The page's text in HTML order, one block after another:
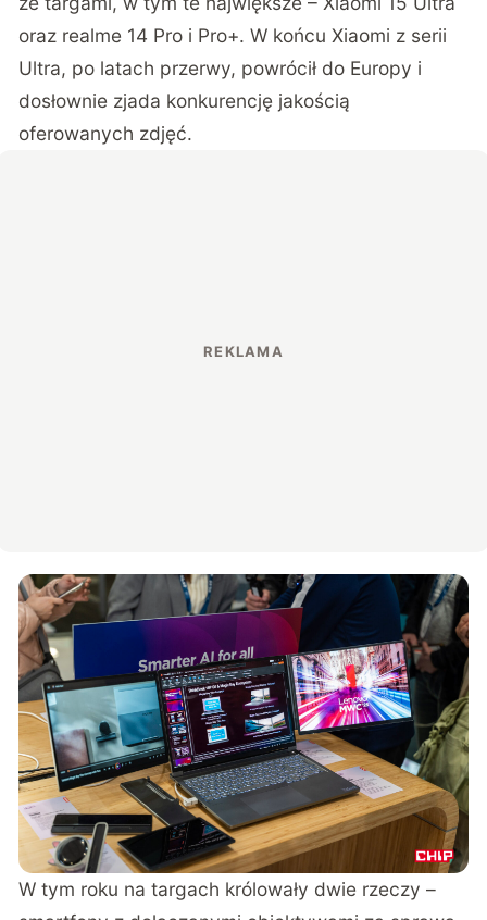
oraz realme 14 Pro i Pro+. W końcu Xiaomi z serii
Ultra, po latach przerwy, powrócił do Europy i
dosłownie zjada konkurencję jakością
oferowanych zdjęć.
W tym roku na targach królowały dwie rzeczy –